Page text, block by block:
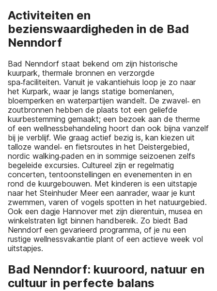
Activiteiten en
bezienswaardigheden in de Bad
Nenndorf
Bad Nenndorf staat bekend om zijn historische
kuurpark, thermale bronnen en verzorgde
spa‑faciliteiten. Vanuit je vakantiehuis loop je zo naar
het Kurpark, waar je langs statige bomenlanen,
bloemperken en waterpartijen wandelt. De zwavel‑ en
zoutbronnen hebben de plaats tot een geliefde
kuurbestemming gemaakt; een bezoek aan de therme
of een wellnessbehandeling hoort dan ook bijna vanzelf
bij je verblijf. Wie graag actief bezig is, kan kiezen uit
talloze wandel‑ en fietsroutes in het Deistergebied,
nordic walking‑paden en in sommige seizoenen zelfs
begeleide excursies. Cultureel zijn er regelmatig
concerten, tentoonstellingen en evenementen in en
rond de kuurgebouwen. Met kinderen is een uitstapje
naar het Steinhuder Meer een aanrader, waar je kunt
zwemmen, varen of vogels spotten in het natuurgebied.
Ook een dagje Hannover met zijn dierentuin, musea en
winkelstraten ligt binnen handbereik. Zo biedt Bad
Nenndorf een gevarieerd programma, of je nu een
rustige wellnessvakantie plant of een actieve week vol
uitstapjes.
Bad Nenndorf: kuuroord, natuur en
cultuur in perfecte balans